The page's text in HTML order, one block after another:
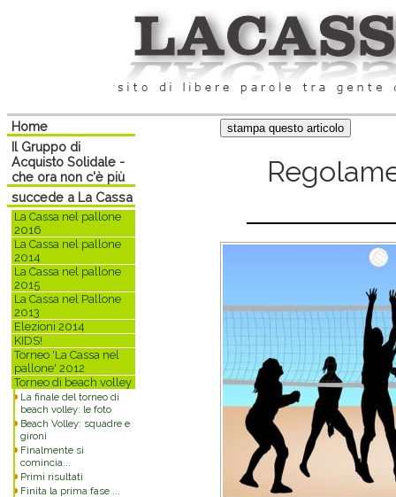
Home
Il Gruppo di
Acquisto Solidale -
che ora non c'è più
succede a La Cassa
La Cassa nel pallone
2016
La Cassa nel pallone
2014
La Cassa nel pallone
2015
La Cassa nel Pallone
2013
Elezioni 2014
KIDS!
Torneo 'La Cassa nel
pallone' 2012
Torneo di beach volley
La finale del torneo di
beach volley: le foto
Beach Volley: squadre e
gironi
Finalmente si
comincia...
Primi risultati
Finita la prima fase ...